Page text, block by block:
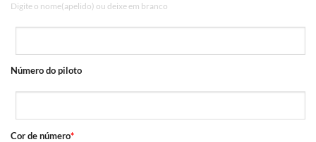
Digite o nome(apelido) ou deixe em branco
Número do piloto
Cor de número*